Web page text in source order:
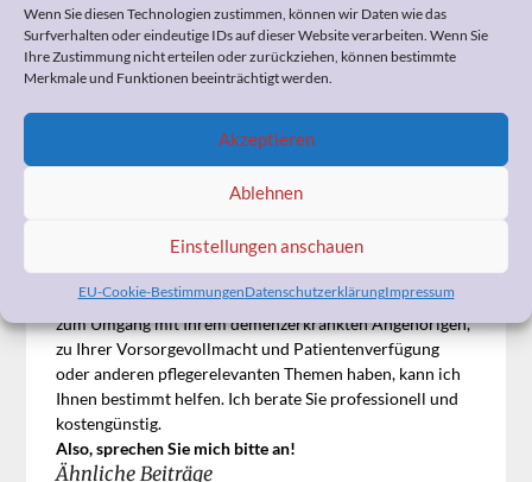
Wenn Sie diesen Technologien zustimmen, können wir Daten wie das
Surfverhalten oder eindeutige IDs auf dieser Website verarbeiten. Wenn Sie
Ihre Zustimmung nicht erteilen oder zurückziehen, können bestimmte
Merkmale und Funktionen beeinträchtigt werden.
Akzeptieren
Ablehnen
Einstellungen anschauen
EU-Cookie-BestimmungenDatenschutzerklärungImpressum
199 Absatz 4 BGB).
Tipp:Das Urteil finden Sie unter dem folgenden Link im
Wenn Sie Fragen zum Widerspruch, zur
Pflegeeinstufung, zur Organisation der häuslichen Pflege,
zum Umgang mit Ihrem demenzerkrankten Angehörigen,
zu Ihrer Vorsorgevollmacht und Patientenverfügung
oder anderen pflegerelevanten Themen haben, kann ich
Ihnen bestimmt helfen. Ich berate Sie professionell und
kostengünstig.
Also, sprechen Sie mich bitte an!
Ähnliche Beiträge